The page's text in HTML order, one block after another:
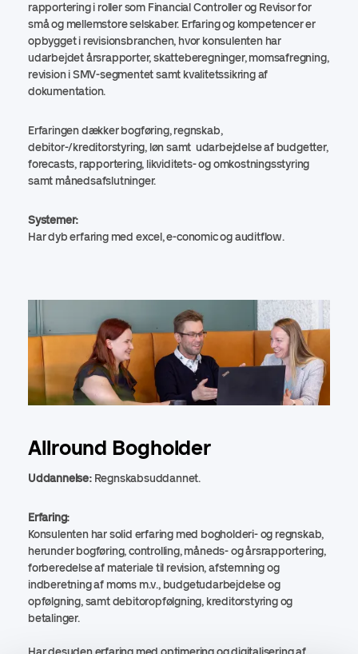
rapportering i roller som Financial Controller og Revisor for
små og mellemstore selskaber. Erfaring og kompetencer er
opbygget i revisionsbranchen, hvor konsulenten har
udarbejdet årsrapporter, skatteberegninger, momsafregning,
revision i SMV-segmentet samt kvalitetssikring af
dokumentation.
Erfaringen dækker bogføring, regnskab,
debitor-/kreditorstyring, løn samt udarbejdelse af budgetter,
forecasts, rapportering, likviditets- og omkostningsstyring
samt månedsafslutninger.
Systemer:
Har dyb erfaring med excel, e-conomic og auditflow.
Allround Bogholder
Uddannelse:Regnskabsuddannet.
Erfaring:
Konsulenten har solid erfaring med bogholderi- og regnskab,
herunder bogføring, controlling, måneds- og årsrapportering,
forberedelse af materiale til revision, afstemning og
indberetning af moms m.v., budgetudarbejdelse og
opfølgning, samt debitoropfølgning, kreditorstyring og
betalinger.